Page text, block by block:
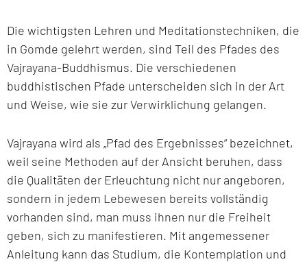
Die wichtigsten Lehren und Meditationstechniken, die
in Gomde gelehrt werden, sind Teil des Pfades des
Vajrayana-Buddhismus. Die verschiedenen
buddhistischen Pfade unterscheiden sich in der Art
und Weise, wie sie zur Verwirklichung gelangen.
Vajrayana wird als „Pfad des Ergebnisses“ bezeichnet,
weil seine Methoden auf der Ansicht beruhen, dass
die Qualitäten der Erleuchtung nicht nur angeboren,
sondern in jedem Lebewesen bereits vollständig
vorhanden sind, man muss ihnen nur die Freiheit
geben, sich zu manifestieren. Mit angemessener
Anleitung kann das Studium, die Kontemplation und